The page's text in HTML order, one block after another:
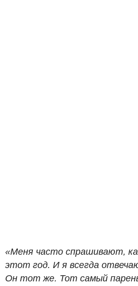
«Меня часто спрашивают,
этот год. И я всегда
Он тот же. Тот самый